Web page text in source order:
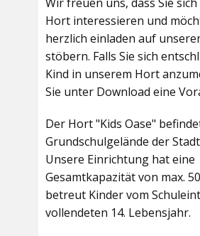
Hort interessieren und
herzlich einladen auf
stöbern. Falls Sie sich
Kind in unserem Hort
Sie unter Download eine
Der Hort "Kids Oase"
Grundschulgelände der
Unsere Einrichtung hat eine
Gesamtkapazität von max.
betreut Kinder vom
vollendeten 14. Lebensjahr.